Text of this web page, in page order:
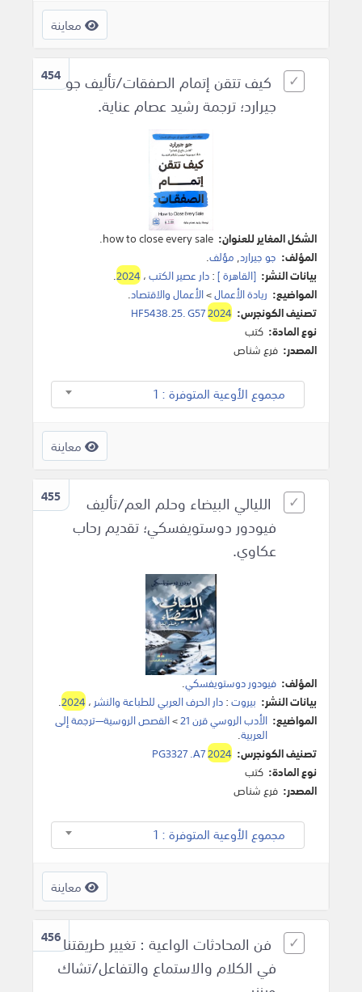
معاينة
454 كيف تتقن إتمام الصفقات/تأليف جو
جيرارد؛ ترجمة رشيد عصام عناية.
الشكل المغاير للعنوان: how to close every sale.
المؤلف: جو جيرارد, مؤلف.
بيانات النشر: [القاهرة ]:دار عصير الكتب،2024
.
المواضيع: ريادة الأعمال>الأعمال والاقتصاد.
تصنيف الكونجرس:
HF5438.25. G572024
نوع المادة: كتب
المصدر: فرع شناص
مجموع الأوعية المتوفرة : 1
معاينة
455
الليالي البيضاء وحلم العم/تأليف
فيودور دوستويفسكي؛ تقديم رحاب
عكاوي.
المؤلف: فيودور دوستويفسكي.
بيانات النشر: بيروت:دار الحرف العربي للطباعة والنشر ،2024
.
المواضيع: الأدب الروسي قرن 21 >القصص الروسية—ترجمة إلى
العربية.
تصنيف الكونجرس:
PG3327 .A72024
نوع المادة: كتب
المصدر: فرع شناص
مجموع الأوعية المتوفرة : 1
معاينة
456فن المحادثات الواعية : تغيير طريقتنا
في الكلام والاستماع والتفاعل/تشاك